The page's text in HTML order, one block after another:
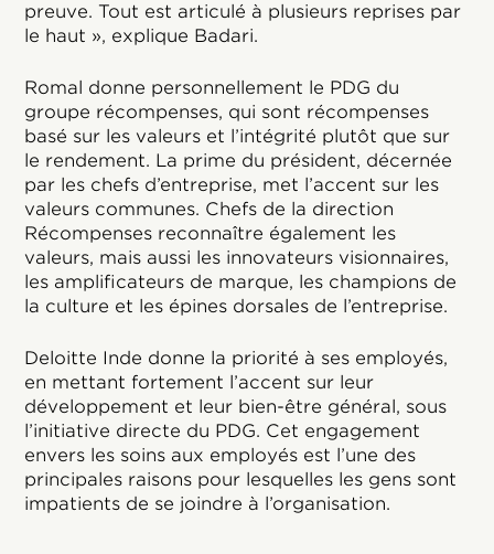
preuve. Tout est articulé à plusieurs reprises par
le haut », explique Badari.
Romal donne personnellement le PDG du
groupe récompenses, qui sont récompenses
basé sur les valeurs et l’intégrité plutôt que sur
le rendement. La prime du président, décernée
par les chefs d’entreprise, met l’accent sur les
valeurs communes. Chefs de la direction
Récompenses reconnaître également les
valeurs, mais aussi les innovateurs visionnaires,
les amplificateurs de marque, les champions de
la culture et les épines dorsales de l’entreprise.
Deloitte Inde donne la priorité à ses employés,
en mettant fortement l’accent sur leur
développement et leur bien-être général, sous
l’initiative directe du PDG. Cet engagement
envers les soins aux employés est l’une des
principales raisons pour lesquelles les gens sont
impatients de se joindre à l’organisation.